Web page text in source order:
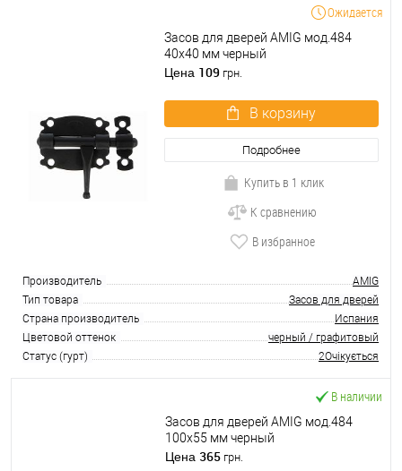
Ожидается
Засов для дверей AMIG мод.484
40х40 мм черный
Цена 109 грн.
В корзину
Подробнее
Купить в 1 клик
К сравнению
В избранное
Производитель
AMIG
Тип товара
Засов для дверей
Страна производитель
Испания
Цветовой оттенок
черный / графитовый
Статус (гурт)
2Очікується
В наличии
Засов для дверей AMIG мод.484
100х55 мм черный
Цена 365 грн.